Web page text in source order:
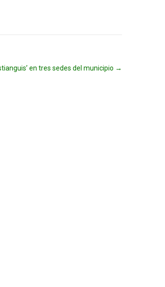
en tres sedes del municipio →